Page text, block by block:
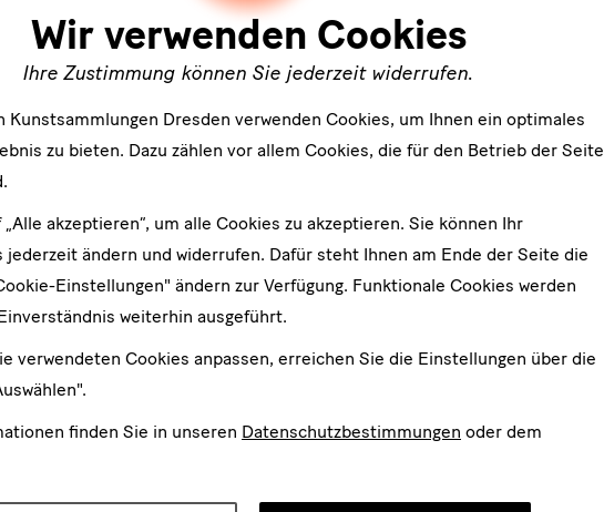
Wir verwenden Cookies
Ihre Zustimmung können Sie jederzeit widerrufen.
Kunstsammlungen Dresden verwenden Cookies, um Ihnen ein optimales
zu bieten. Dazu zählen vor allem Cookies, die für den Betrieb der Seite
akzeptieren“, um alle Cookies zu akzeptieren. Sie können Ihr
jederzeit ändern und widerrufen. Dafür steht Ihnen am Ende der Seite die
Einstellungen" ändern zur Verfügung. Funktionale Cookies werden
weiterhin ausgeführt.
verwendeten Cookies anpassen, erreichen Sie die Einstellungen über die
finden Sie in unseren Datenschutzbestimmungen oder dem